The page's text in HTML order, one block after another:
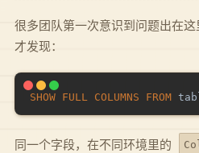
很多团队第一次意识到问题出在这
才发现：
SHOW FULL COLUMNS FROM
同一个字段，在不同环境里的